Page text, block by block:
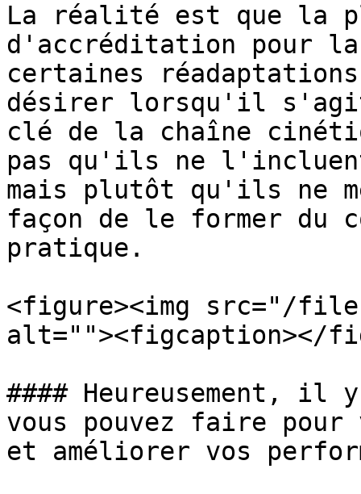
La réalité est que la
d'accréditation pour la
certaines
désirer lorsqu'il s'agit
clé de la chaîne
pas qu'ils ne
mais plutôt qu'ils ne
façon de le former du
pratique.
<figure><img src="/files/
alt=""><figcaption></
#### Heureusement, il
vous pouvez faire pour
et améliorer vos